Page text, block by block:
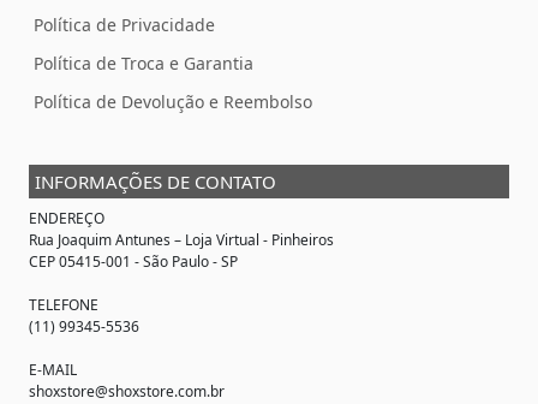
Política de Privacidade
Política de Troca e Garantia
Política de Devolução e Reembolso
INFORMAÇÕES DE CONTATO
ENDEREÇO
Rua Joaquim Antunes – Loja Virtual - Pinheiros
CEP 05415-001 - São Paulo - SP
TELEFONE
(11) 99345-5536
E-MAIL
shoxstore@shoxstore.com.br